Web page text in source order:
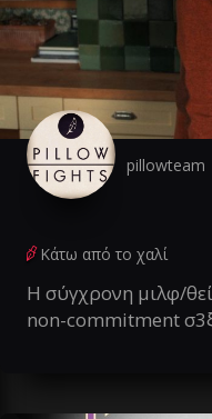
pillowteam
Κάτω από το χαλί
Η σύγχρονη μιλφ/
non-commitment